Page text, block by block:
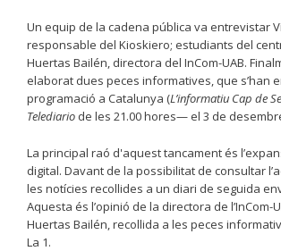
Un equip de la cadena pública va entrevistar
responsable del Kioskiero; estudiants del
Huertas Bailén, directora del InCom-UAB.
elaborat dues peces informatives, que s’han
programació a Catalunya (L’informatiu Cap de
Telediario de les 21.00 hores— el 3 de
La principal raó d'aquest tancament és
digital. Davant de la possibilitat de consultar
les notícies recollides a un diari de seguida
Aquesta és l’opinió de la directora de l’InCom-
Huertas Bailén, recollida a les peces
La 1.